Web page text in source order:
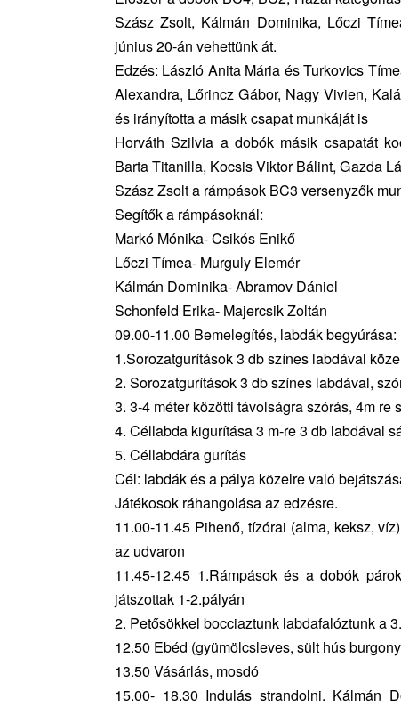
Szász Zsolt, Kálmán Dominika, Lőczi
június 20-án vehettünk át.
Edzés: László Anita Mária és Turkovics
Alexandra, Lőrincz Gábor, Nagy Vivien,
és irányította a másik csapat munkáját is
Horváth Szilvia a dobók másik csapatát
Barta Titanilla, Kocsis Viktor Bálint, Gazda
Szász Zsolt a rámpások BC3 versenyzők
Segítők a rámpásoknál:
Markó Mónika- Csikós Enikő
Lőczi Tímea- Murguly Elemér
Kálmán Dominika- Abramov Dániel
Schonfeld Erika- Majercsik Zoltán
09.00-11.00 Bemelegítés, labdák begyúrása:
1.Sorozatgurítások 3 db színes labdával
2. Sorozatgurítások 3 db színes labdával,
3. 3-4 méter közötti távolságra szórás, 4m re
4. Céllabda kigurítása 3 m-re 3 db labdával
5. Céllabdára gurítás
Cél: labdák és a pálya közelre való
Játékosok ráhangolása az edzésre.
11.00-11.45 Pihenő, tízórai (alma, keksz,
az udvaron
11.45-12.45 1.Rámpások és a dobók
játszottak 1-2.pályán
2. Petősökkel bocciaztunk labdafalóztunk a
12.50 Ebéd (gyümölcsleves, sült hús
13.50 Vásárlás, mosdó
15.00- 18.30 Indulás strandolni. Kálmán